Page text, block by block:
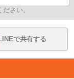
さい。
で共有する